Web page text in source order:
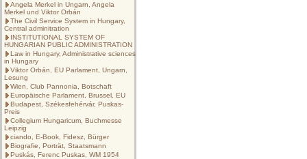
Angela Merkel in Ungarn, Angela
Merkel und Viktor Orbán
The Civil Service System in Hungary,
Central adminitration
INSTITUTIONAL SYSTEM OF
HUNGARIAN PUBLIC ADMINISTRATION
Law in Hungary, Administrative sciences
in Hungary
Viktor Orbán, EU Parlament, Ungarn,
Lesung
Wien, Club Pannonia, Botschaft
Europäische Parlament, Brussel, EU
Budapest, Székesfehérvár, Puskas-
Preis
Collegium Hungaricum, Buchmesse
Leipzig
ciando, E-Book, Fidesz, Bürger
Biografie, Porträt, Staatsmann
Puskás, Ferenc Puskas, WM 1954